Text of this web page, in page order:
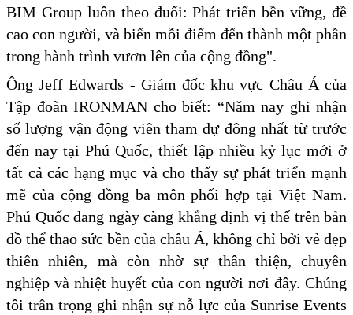
BIM Group luôn theo đuổi: Phát triển bền vững, đề
cao con người, và biến mỗi điểm đến thành một phần
trong hành trình vươn lên của cộng đồng".
Ông Jeff Edwards - Giám đốc khu vực Châu Á của
Tập đoàn IRONMAN cho biết: “Năm nay ghi nhận
số lượng vận động viên tham dự đông nhất từ trước
đến nay tại Phú Quốc, thiết lập nhiều kỷ lục mới ở
tất cả các hạng mục và cho thấy sự phát triển mạnh
mẽ của cộng đồng ba môn phối hợp tại Việt Nam.
Phú Quốc đang ngày càng khẳng định vị thế trên bản
đồ thể thao sức bền của châu Á, không chỉ bởi vẻ đẹp
thiên nhiên, mà còn nhờ sự thân thiện, chuyên
nghiệp và nhiệt huyết của con người nơi đây. Chúng
tôi trân trọng ghi nhận sự nỗ lực của Sunrise Events